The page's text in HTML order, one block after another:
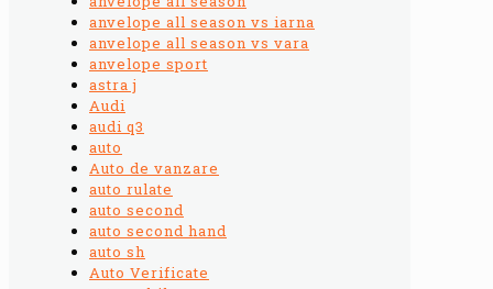
anvelope all season vs iarna
anvelope all season vs vara
anvelope sport
astra j
Audi
audi q3
auto
Auto de vanzare
auto rulate
auto second
auto second hand
auto sh
Auto Verificate